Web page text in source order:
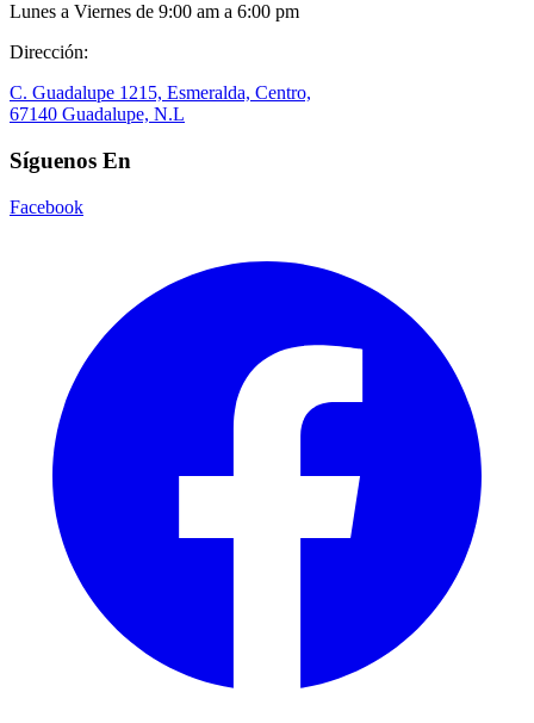
Lunes a Viernes de 9:00 am a 6:00 pm
Dirección:
C. Guadalupe 1215, Esmeralda, Centro,
67140 Guadalupe, N.L
Síguenos En
Facebook